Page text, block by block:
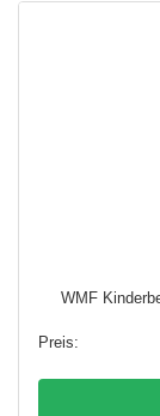
WMF